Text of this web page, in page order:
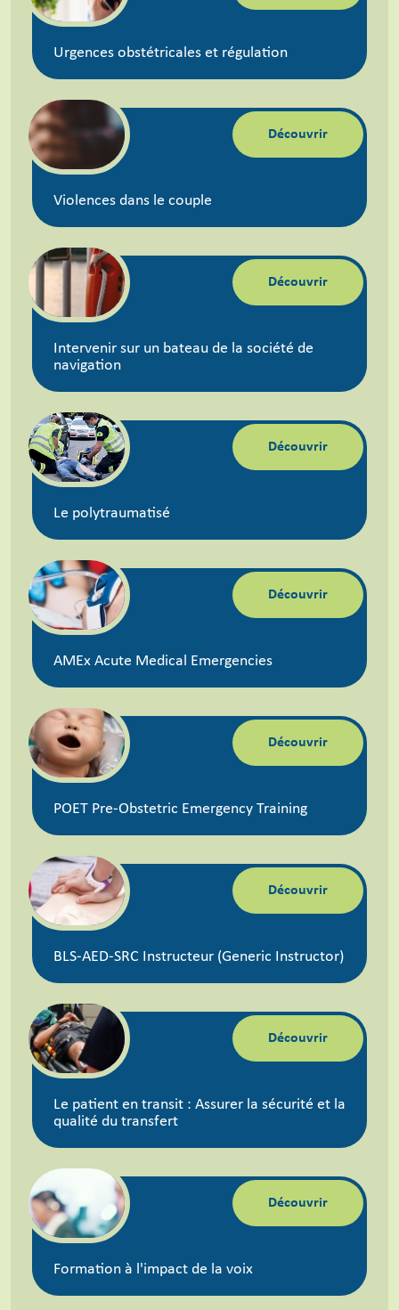
Urgences obstétricales et régulation
Violences dans le couple
Découvrir
Intervenir sur un bateau de la société de
navigation
Découvrir
Le polytraumatisé
Découvrir
AMEx Acute Medical Emergencies
Découvrir
POET Pre-Obstetric Emergency Training
Découvrir
BLS-AED-SRC Instructeur (Generic Instructor)
Découvrir
Le patient en transit : Assurer la sécurité et la
qualité du transfert
Découvrir
Formation à l'impact de la voix
Découvrir